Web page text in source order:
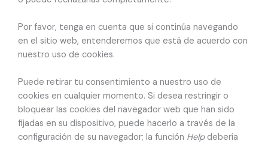
Por favor, tenga en cuenta que si continúa navegando
en el sitio web, entenderemos que está de acuerdo con
nuestro uso de cookies.
Puede retirar tu consentimiento a nuestro uso de
cookies en cualquier momento. Si desea restringir o
bloquear las cookies del navegador web que han sido
fijadas en su dispositivo, puede hacerlo a través de la
configuración de su navegador; la función Helpdebería